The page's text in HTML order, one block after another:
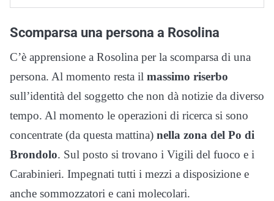
Scomparsa una persona a Rosolina
C’è apprensione a Rosolina per la scomparsa di una
persona. Al momento resta il massimo riserbo
sull’identità del soggetto che non dà notizie da diverso
tempo. Al momento le operazioni di ricerca si sono
concentrate (da questa mattina) nella zona del Po di
Brondolo. Sul posto si trovano i Vigili del fuoco e i
Carabinieri. Impegnati tutti i mezzi a disposizione e
anche sommozzatori e cani molecolari.